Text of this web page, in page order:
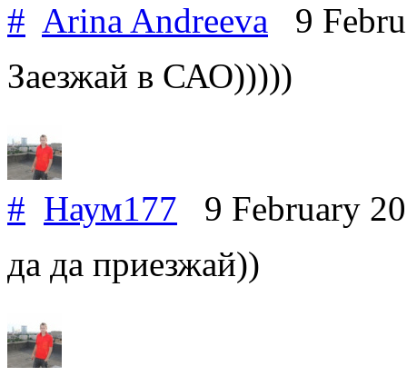
# Arina Andreeva 9
Заезжай в САО)))))
# Наум177 9 February
да да приезжай))